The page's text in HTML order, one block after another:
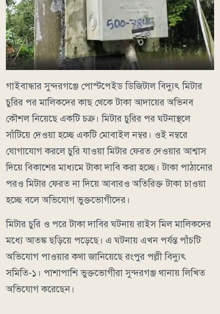
গাইবান্ধার সুন্দরগঞ্জে পোস্টপেইড ডিজিটাল বিদ্যুৎ মিটার
চুরির পর মালিকদের কাছ থেকে টাকা আদায়ের অভিনব
কৌশল নিয়েছে একটি চক্র। মিটার চুরির পর ঘটনাস্থলে
সাঁটিয়ে দেওয়া হচ্ছে একটি মোবাইল নম্বর। ওই নম্বরে
যোগাযোগ করলে চুরি যাওয়া মিটার ফেরত দেওয়ার আশ্বাস
দিয়ে বিকাশের মাধ্যমে টাকা দাবি করা হচ্ছে। টাকা পাঠানোর
পরও মিটার ফেরত না দিয়ে আবারও অতিরিক্ত টাকা চাওয়া
হচ্ছে বলে অভিযোগ ভুক্তভোগীদের।
মিটার চুরি ও পরে টাকা দাবির ঘটনায় রাইস মিল মালিকদের
মধ্যে আতঙ্ক ছড়িয়ে পড়েছে। এ ঘটনায় এখন পর্যন্ত পাঁচটি
অভিযোগ পাওয়ার কথা জানিয়েছে রংপুর পল্লী বিদ্যুৎ
সমিতি-১। পাশাপাশি ভুক্তভোগীরা সুন্দরগঞ্জ থানায় লিখিত
অভিযোগ করেছেন।